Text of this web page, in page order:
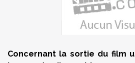
Concernant la sortie du film